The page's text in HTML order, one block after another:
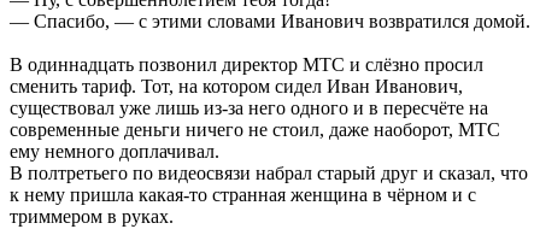
— Спасибо, — с этими словами Иванович возвратился домой.
В одиннадцать позвонил директор МТС и слёзно просил
сменить тариф. Тот, на котором сидел Иван Иванович,
существовал уже лишь из-за него одного и в пересчёте на
современные деньги ничего не стоил, даже наоборот, МТС
ему немного доплачивал.
В полтретьего по видеосвязи набрал старый друг и сказал, что
к нему пришла какая-то странная женщина в чёрном и с
триммером в руках.